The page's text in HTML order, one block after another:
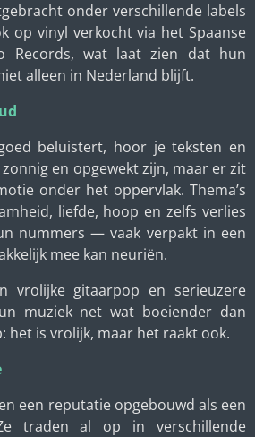
onder verschillende labels
op vinyl verkocht via het Spaanse
Records, wat laat zien dat hun
alleen in Nederland blijft.
beluistert, hoor je teksten en
en opgewekt zijn, maar er zit
onder het oppervlak. Thema’s
liefde, hoop en zelfs verlies
nummers — vaak verpakt in een
mee kan neuriën.
vrolijke gitaarpop en serieuzere
muziek net wat boeiender dan
het is vrolijk, maar het raakt ook.
een reputatie opgebouwd als een
traden al op in verschillende